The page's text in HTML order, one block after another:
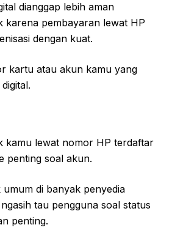
dianggap lebih aman
karena pembayaran lewat HP
dengan kuat.
kartu atau akun kamu yang
kamu lewat nomor HP terdaftar
penting soal akun.
di banyak penyedia
tau pengguna soal status
penting.